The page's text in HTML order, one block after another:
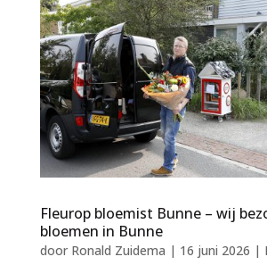
Fleurop bloemist Bunne – wij
bloemen in Bunne
door Ronald Zuidema | 16 juni 2026 |